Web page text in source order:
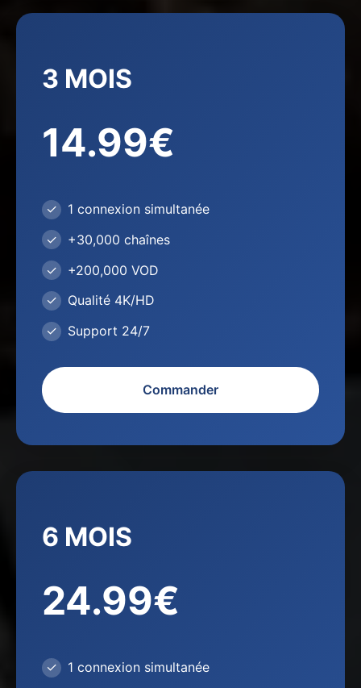
3 MOIS
14.99€
1 connexion simultanée
+30,000 chaînes
+200,000 VOD
Qualité 4K/HD
Support 24/7
Commander
6 MOIS
24.99€
1 connexion simultanée